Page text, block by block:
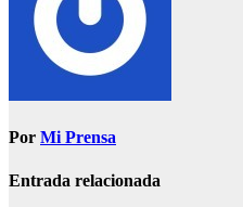
Por Mi Prensa
Entrada relacionada